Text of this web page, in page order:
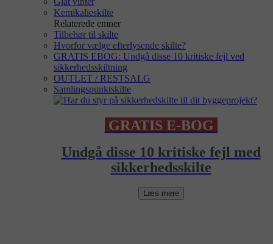
Kemikalieskilte
Relaterede emner
Tilbehør til skilte
Hvorfor vælge efterlysende skilte?
GRATIS EBOG: Undgå disse 10 kritiske fejl ved
sikkerhedsskiltning
OUTLET / RESTSALG
Samlingspunktskilte
GRATIS E-BOG
Undgå disse 10 kritiske fejl med
sikkerhedsskilte
Læs mere